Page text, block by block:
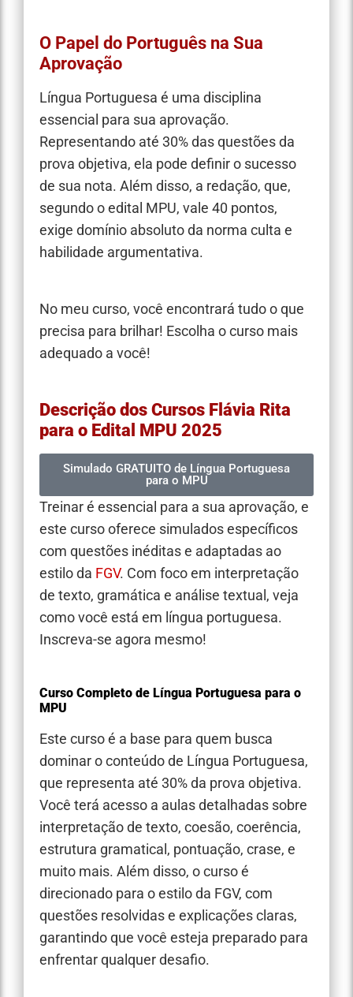
O Papel do Português na Sua
Aprovação
Língua Portuguesa é uma disciplina
essencial para sua aprovação.
Representando até 30% das questões da
prova objetiva, ela pode definir o sucesso
de sua nota. Além disso, a redação, que,
segundo o edital MPU, vale 40 pontos,
exige domínio absoluto da norma culta e
habilidade argumentativa.
No meu curso, você encontrará tudo o que
precisa para brilhar! Escolha o curso mais
adequado a você!
Descrição dos Cursos Flávia Rita
para o Edital MPU 2025
Simulado GRATUITO de Língua Portuguesa
para o MPU
Treinar é essencial para a sua aprovação, e
este curso oferece simulados específicos
com questões inéditas e adaptadas ao
estilo da FGV. Com foco em interpretação
de texto, gramática e análise textual, veja
como você está em língua portuguesa.
Inscreva-se agora mesmo!
Curso Completo de Língua Portuguesa para o
MPU
Este curso é a base para quem busca
dominar o conteúdo de Língua Portuguesa,
que representa até 30% da prova objetiva.
Você terá acesso a aulas detalhadas sobre
interpretação de texto, coesão, coerência,
estrutura gramatical, pontuação, crase, e
muito mais. Além disso, o curso é
direcionado para o estilo da FGV, com
questões resolvidas e explicações claras,
garantindo que você esteja preparado para
enfrentar qualquer desafio.